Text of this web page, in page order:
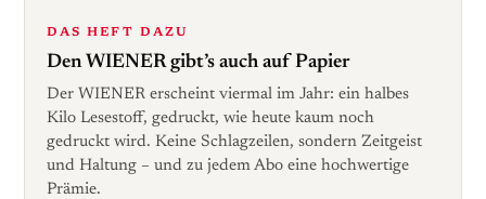
DAS HEFT DAZU
Den WIENER gibt’s auch auf Papier
Der WIENER erscheint viermal im Jahr: ein halbes
Kilo Lesestoff, gedruckt, wie heute kaum noch
gedruckt wird. Keine Schlagzeilen, sondern Zeitgeist
und Haltung – und zu jedem Abo eine hochwertige
Prämie.